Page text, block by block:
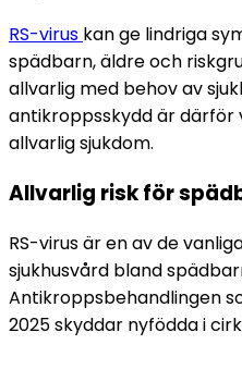
RS-virus kan ge lindriga
spädbarn, äldre och
allvarlig med behov av
antikroppsskydd är
allvarlig sjukdom.
Allvarlig risk för
RS-virus är en av de
sjukhusvård bland
Antikroppsbehandlingen
2025 skyddar nyfödda i